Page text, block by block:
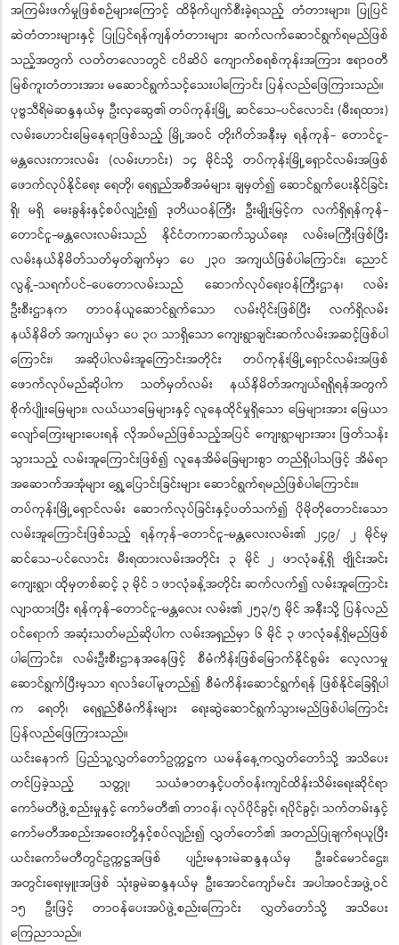
အကြမ်းဖက်မှုဖြစ်စဉ်များကြောင့် ထိခိုက်ပျက်စီးခဲ့ရသည့် တံတားများ၊ ပြုပြင်
ဆဲတံတားများနှင့် ပြုပြင်ရန်ကျန်တံတားများ ဆက်လက်ဆောင်ရွက်ရမည်ဖြစ်
သည့်အတွက် လတ်တလောတွင် ငပိဆိပ် ကျောက်စရစ်ကုန်းအကြား ဧရာဝတီ
မြစ်ကူးတံတားအား မဆောင်ရွက်သင့်သေးပါကြောင်း ပြန်လည်ဖြေကြားသည်။
ပုဗ္ဗသီရိမဲဆန္ဒနယ်မှ ဦးလှဆွေ၏ တပ်ကုန်းမြို့ ဆင်သေ-ပင်လောင်း (မီးရထား)
လမ်းဟောင်းမြေနေရာဖြစ်သည့် မြို့အဝင် တိုးဂိတ်အနီးမှ ရန်ကုန်- တောင်ငူ-
မန္တလေးကားလမ်း (လမ်းဟာင်း) ၁၄ မိုင်သို့ တပ်ကုန်းမြို့ရှောင်လမ်းအဖြစ်
ဖောက်လုပ်နိုင်ရေး ရေတို၊ ရေရှည်အစီအမံများ ချမှတ်၍ ဆောင်ရွက်ပေးနိုင်ခြင်း
ရှိ၊ မရှိ မေးခွန်းနှင့်စပ်လျဉ်း၍ ဒုတိယဝန်ကြီး ဦးမျိုးမြင့်က လက်ရှိရန်ကုန်-
တောင်ငူ-မန္တလေးလမ်းသည် နိုင်ငံတကာဆက်သွယ်ရေး လမ်းမကြီးဖြစ်ပြီး
လမ်းနယ်နိမိတ်သတ်မှတ်ချက်မှာ ပေ ၂၃၀ အကျယ်ဖြစ်ပါကြောင်း၊ ညောင်
လွန့်-သရက်ပင်-ပေတောလမ်းသည် ဆောက်လုပ်ရေးဝန်ကြီးဌာန၊ လမ်း
ဦးစီးဌာနက တာဝန်ယူဆောင်ရွက်သော လမ်းပိုင်းဖြစ်ပြီး လက်ရှိလမ်း
နယ်နိမိတ် အကျယ်မှာ ပေ ၃၀ သာရှိသော ကျေးရွာချင်းဆက်လမ်းအဆင့်ဖြစ်ပါ
ကြောင်း၊ အဆိုပါလမ်းအူကြောင်းအတိုင်း တပ်ကုန်းမြို့ရှောင်လမ်းအဖြစ်
ဖောက်လုပ်မည်ဆိုပါက သတ်မှတ်လမ်း နယ်နိမိတ်အကျယ်ရရှိရန်အတွက်
စိုက်ပျိုးမြေများ၊ လယ်ယာမြေများနှင့် လူနေထိုင်မှုရှိသော မြေများအား မြေယာ
လျော်ကြေးများပေးရန် လိုအပ်မည်ဖြစ်သည့်အပြင် ကျေးရွာများအား ဖြတ်သန်း
သွားသည့် လမ်းအူကြောင်းဖြစ်၍ လူနေအိမ်ခြေများစွာ တည်ရှိပါသဖြင့် အိမ်ရာ
အဆောက်အအုံများ ရွှေ့ပြောင်းခြင်းများ ဆောင်ရွက်ရမည်ဖြစ်ပါကြောင်း။
တပ်ကုန်းမြို့ရှောင်လမ်း ဆောက်လုပ်ခြင်းနှင့်ပတ်သက်၍ ပိုမိုတိုတောင်းသော
လမ်းအူကြောင်းဖြစ်သည့် ရန်ကုန်-တောင်ငူ-မန္တလေးလမ်း၏ ၂၄၉/ ၂ မိုင်မှ
ဆင်သေ-ပင်လောင်း မီးရထားလမ်းအတိုင်း ၃ မိုင် ၂ ဖာလုံခန့်ရှိ ဗျိုင်းအင်း
ကျေးရွာ၊ ထိုမှတစ်ဆင့် ၃ မိုင် ၁ ဖာလုံခန့်အတိုင်း ဆက်လက်၍ လမ်းအူကြောင်း
လျာထားပြီး ရန်ကုန်-တောင်ငူ-မန္တလေး လမ်း၏ ၂၅၃/၅ မိုင် အနီးသို့ ပြန်လည်
ဝင်ရောက် အဆုံးသတ်မည်ဆိုပါက လမ်းအရှည်မှာ ၆ မိုင် ၃ ဖာလုံခန့်ရှိမည်ဖြစ်
ပါကြောင်း၊ လမ်းဦးစီးဌာနအနေဖြင့် စီမံကိန်းဖြစ်မြောက်နိုင်စွမ်း လေ့လာမှု
ဆောင်ရွက်ပြီးမှသာ ရလဒ်ပေါ်မူတည်၍ စီမံကိန်းဆောင်ရွက်ရန် ဖြစ်နိုင်ခြေရှိပါ
က ရေတို၊ ရေရှည်စီမံကိန်းများ ရေးဆွဲဆောင်ရွက်သွားမည်ဖြစ်ပါကြောင်း
ပြန်လည်ဖြေကြားသည်။
ယင်းနောက် ပြည်သူ့လွှတ်တော်ဥက္ကဋ္ဌက ယမန်နေ့ကလွှတ်တော်သို့ အသိပေး
တင်ပြခဲ့သည့် သတ္တု၊ သယံဇာတနှင့်ပတ်ဝန်းကျင်ထိန်းသိမ်းရေးဆိုင်ရာ
ကော်မတီဖွဲ့စည်းမှုနှင့် ကော်မတီ၏ တာဝန်၊ လုပ်ပိုင်ခွင့်၊ ရပိုင်ခွင့်၊ သက်တမ်းနှင့်
ကော်မတီအစည်းအဝေးတို့နှင့်စပ်လျဉ်း၍ လွှတ်တော်၏ အတည်ပြုချက်ရယူပြီး
ယင်းကော်မတီတွင်ဥက္ကဋ္ဌအဖြစ် ပျဉ်းမနားမဲဆန္ဒနယ်မှ ဦးခင်မောင်ဌေး၊
အတွင်းရေးမှူးအဖြစ် သုံးခွမဲဆန္ဒနယ်မှ ဦးအောင်ကျော်မင်း အပါအဝင်အဖွဲ့ဝင်
၁၅ ဦးဖြင့် တာဝန်ပေးအပ်ဖွဲ့စည်းကြောင်း လွှတ်တော်သို့ အသိပေး
ကြေညာသည်။